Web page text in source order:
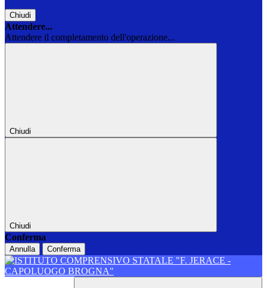
Chiudi
Attendere...
Attendere il completamento dell'operazione...
Chiudi
Chiudi
Conferma
Annulla Conferma